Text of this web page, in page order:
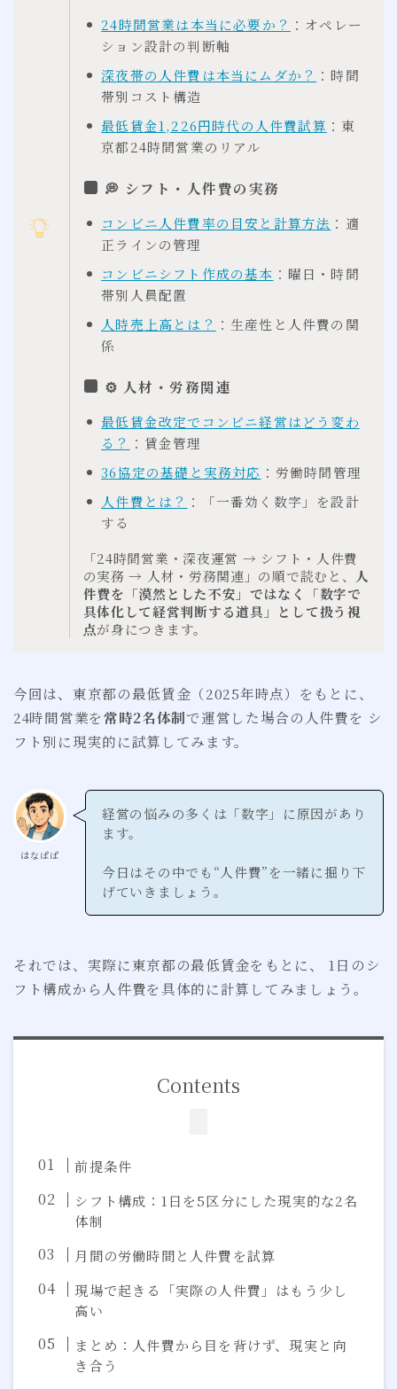
24時間営業は本当に必要か？ ：オペレー
ション設計の判断軸
深夜帯の人件費は本当にムダか？ ：時間
帯別コスト構造
最低賃金1,226円時代の人件費試算 ：東
京都24時間営業のリアル
💭 シフト・人件費の実務
コンビニ人件費率の目安と計算方法 ：適
正ラインの管理
コンビニシフト作成の基本 ：曜日・時間
帯別人員配置
人時売上高とは？ ：生産性と人件費の関
係
⚙ 人材・労務関連
最低賃金改定でコンビニ経営はどう変わ
る？ ：賃金管理
36協定の基礎と実務対応 ：労働時間管理
人件費とは？ ：「一番効く数字」を設計
する
「24時間営業・深夜運営 → シフト・人件費
の実務 → 人材・労務関連」の順で読むと、
人
件費を「漠然とした不安」ではなく「数字で
具体化して経営判断する道具」として扱う視
点が身につきます。
今回は、東京都の最低賃金（2025年時点）をもとに、
24時間営業を常時2名体制で運営した場合の人件費を シ
フト別に現実的に試算してみます。
はなぱぱ
経営の悩みの多くは「数字」に原因があり
ます。
今日はその中でも“人件費”を一緒に掘り下
げていきましょう。
それでは、実際に東京都の最低賃金をもとに、 1日のシ
フト構成から人件費を具体的に計算してみましょう。
Contents
前提条件
シフト構成：1日を5区分にした現実的な2名
体制
月間の労働時間と人件費を試算
現場で起きる「実際の人件費」はもう少し
高い
まとめ：人件費から目を背けず、現実と向
き合う